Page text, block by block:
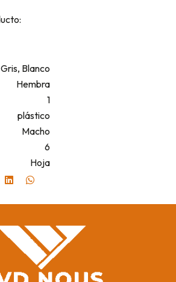
Gris, Blanco
Hembra
1
plástico
Macho
6
Hoja